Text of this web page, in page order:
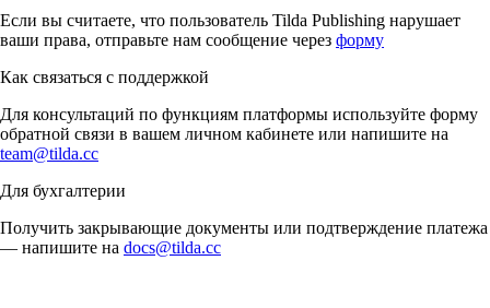
Если вы считаете, что пользователь Tilda Publishing нарушает
ваши права, отправьте нам сообщение через форму
Как связаться с поддержкой
Для консультаций по функциям платформы используйте форму
обратной связи в вашем личном кабинете или напишите на
team@tilda.cc
Для бухгалтерии
Получить закрывающие документы или подтверждение платежа
— напишите на docs@tilda.cc